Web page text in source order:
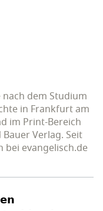
dem Studium
in Frankfurt am
im Print-Bereich
Bauer Verlag. Seit
bei evangelisch.de